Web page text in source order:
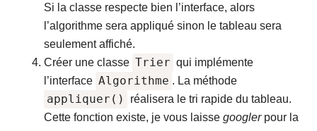
Si la classe respecte bien l’interface, alors
l’algorithme sera appliqué sinon le tableau sera
seulement affiché.
Créer une classe Trier qui implémente
l’interface Algorithme . La méthode
appliquer()
réalisera le tri rapide du tableau.
Cette fonction existe, je vous laissegooglerpour la